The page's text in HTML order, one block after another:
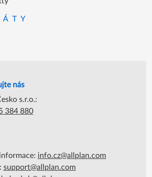
nás
s.r.o.:
384 880
info.cz@allplan.com
support@allplan.com